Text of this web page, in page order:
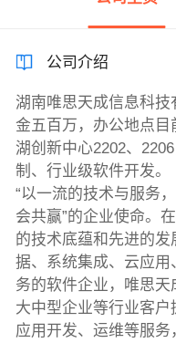
公司介绍
湖南唯思天成信息科
金五百万，办公地点
湖创新中心2202、
制、行业级软件开发
“以一流的技术与服务
会共赢”的企业使命。
的技术底蕴和先进的
据、系统集成、云应
务的软件企业，唯思天
大中型企业等行业客
应用开发、运维等服